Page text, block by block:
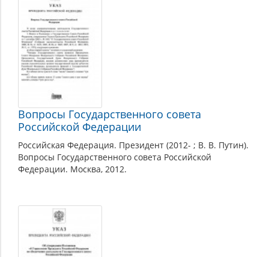
Вопросы Государственного совета
Российской Федерации
Российская Федерация. Президент (2012- ; В. В. Путин).
Вопросы Государственного совета Российской
Федерации. Москва, 2012.